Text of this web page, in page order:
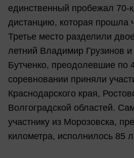
единственный пробежал 70-
дистанцию, которая прошла
Третье место разделили
летний Владимир Грузинов
Бутченко, преодолевшие по
соревновании приняли
Краснодарского края,
Волгоградской областей.
участнику из Морозовска,
километра, исполнилось 85